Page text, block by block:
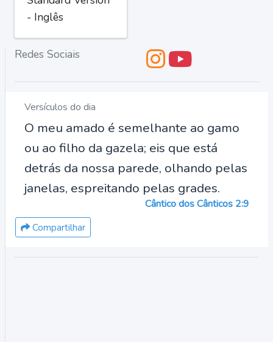
- Inglês
Redes Sociais
Versículos do dia
O meu amado é semelhante ao gamo
ou ao filho da gazela; eis que está
detrás da nossa parede, olhando pelas
janelas, espreitando pelas grades.
Cântico dos Cânticos 2:9
Compartilhar